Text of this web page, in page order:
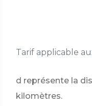
Tarif applicable
d représente la
kilomètres.